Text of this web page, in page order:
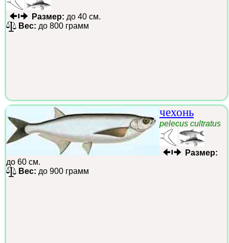
Размер: до 40 см.
Вес: до 800 грамм
чехонь
pelecus cultratus
Размер:
до 60 см.
Вес: до 900 грамм